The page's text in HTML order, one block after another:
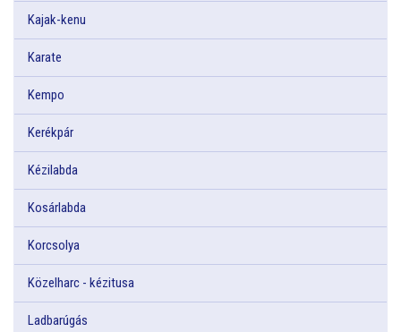
Kajak-kenu
Karate
Kempo
Kerékpár
Kézilabda
Kosárlabda
Korcsolya
Közelharc - kézitusa
Ladbarúgás